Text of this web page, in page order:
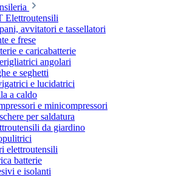
Elettroutensili
avvitatori e tassellatori
e frese
e caricabatterie
angolari
e seghetti
e lucidatrici
a caldo
e minicompressori
per saldatura
da giardino
elettroutensili
batterie
e isolanti